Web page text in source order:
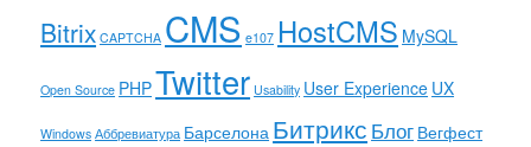
Bitrix CAPTCHA CMS e107 HostCMS MySQL
Open Source PHPTwitter Usability User Experience UX
Windows Аббревиатура Барселона Битрикс Блог Вегфест